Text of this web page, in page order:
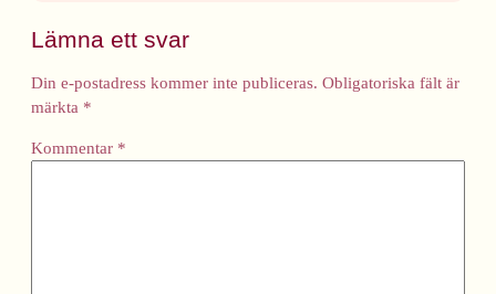
Lämna ett svar
Din e-postadress kommer inte publiceras. Obligatoriska fält är
märkta *
Kommentar *